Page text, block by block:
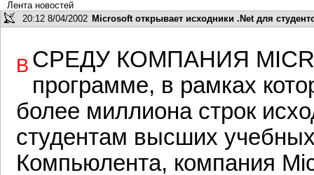
Лента новостей
20:12 8/04/2002 Microsoft открывает исходники .Net для
В среду компания
программе, в рамках
более миллиона строк
студентам высших
Компьюлента, компания